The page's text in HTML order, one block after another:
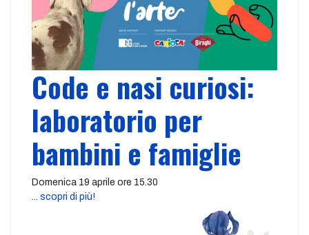
Code e nasi curiosi:
laboratorio per
bambini e famiglie
Domenica 19 aprile ore 15.30
... scopri di più!